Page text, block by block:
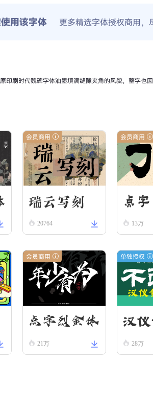
用该字体 更多精选字体授权商用，
印刷时代魏碑字体油墨填满缝隙夹角的风貌，整字也
会员商用
瑞云写刻
20764
会员商用
点
13万
会员商用
点字烈金体
21万
单独授权
汉
隶 W
28万